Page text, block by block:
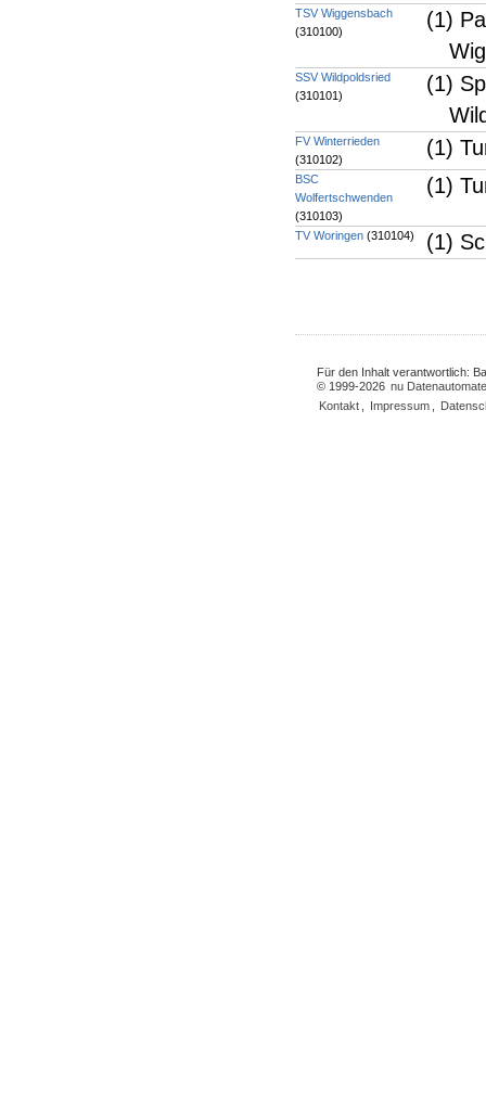
TSV Wiggensbach
(310100)
(1)
SSV Wildpoldsried
(310101)
(1)
FV Winterrieden
(310102)
(1)
BSC
Wolfertschwenden
(310103)
(1)
TV Woringen (310104) (1)
Für den Inhalt verantwortlich:
© 1999-2026 nu
Kontakt
Impressum